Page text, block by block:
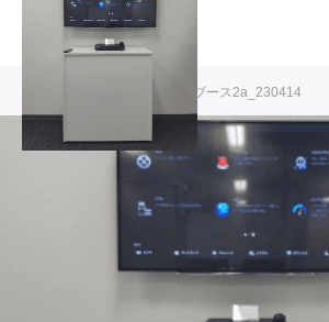
サテライトオフィス：ブース2a_230414